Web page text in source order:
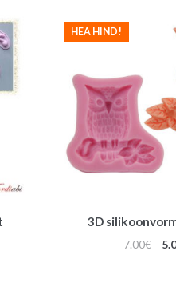
3D
HEA HIND!
7.00€